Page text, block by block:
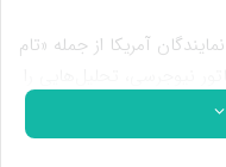
آمریکا از جمله «تام
با جریان نزدیک به
رژیم اشغال‌گر قدس، به